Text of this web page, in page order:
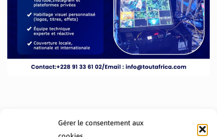
Gérer le consentement aux